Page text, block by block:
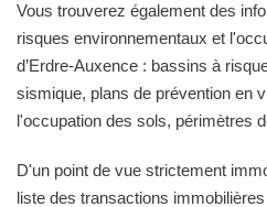
Vous trouverez également des
risques environnementaux et
d’Erdre-Auxence : bassins à
sismique, plans de prévention en
l'occupation des sols, périmètres
D'un point de vue strictement
liste des transactions